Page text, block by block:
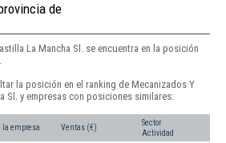
de
La Mancha Sl. se encuentra en la posición
la posición en el ranking de Mecanizados Y
Sl. y empresas con posiciones similares:
la empresa Ventas (€)
Sector
Actividad